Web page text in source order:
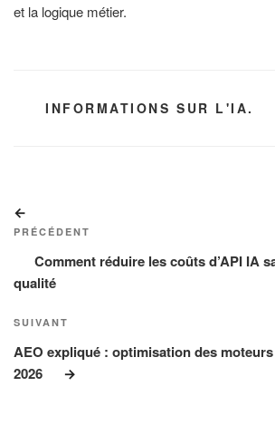
et la logique métier.
CATÉGORIES
INFORMATIONS SUR L'IA.
de
l’article
précédent
PRÉCÉDENT
Comment réduire les coûts d’API IA
qualité
Article
suivant
SUIVANT
AEO expliqué : optimisation des
2026